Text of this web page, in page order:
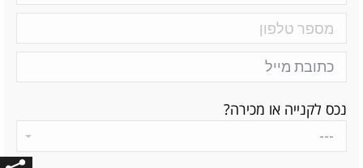
נכס לקנייה או מכירה?